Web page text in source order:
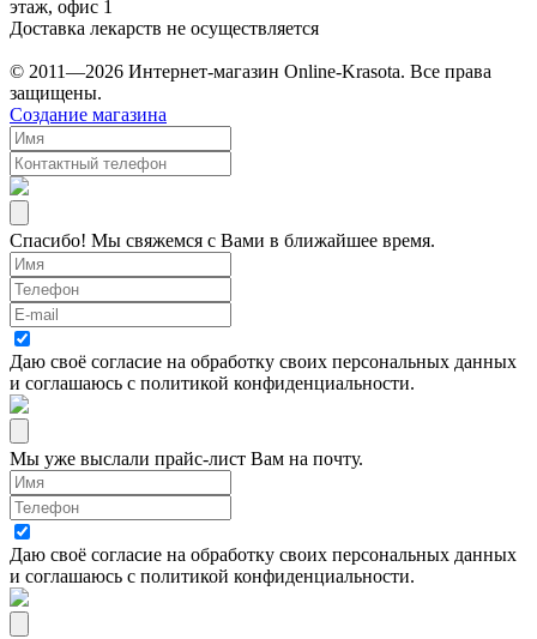
этаж, офис 1
Доставка лекарств не осуществляется
© 2011—2026 Интернет-магазин Online-Krasota. Все права
защищены.
Создание магазина
Спасибо! Мы свяжемся с Вами в ближайшее время.
Даю своё согласие на обработку своих персональных данных
и соглашаюсь с политикой конфиденциальности.
Мы уже выслали прайс-лист Вам на почту.
Даю своё согласие на обработку своих персональных данных
и соглашаюсь с политикой конфиденциальности.